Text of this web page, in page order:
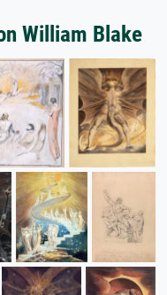
William Blake